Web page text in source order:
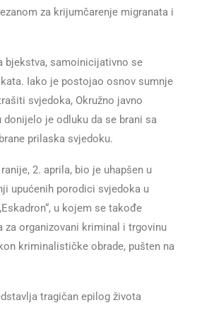
za krijumčarenje migranata i
bjekstva, samoinicijativno se
Iako je postojao osnov sumnje
svjedoka, Okružno javno
je odluku da se brani sa
prilaska svjedoku.
2. aprila, bio je uhapšen u
upućenih porodici svjedoka u
u kojem se takođe
za organizovani kriminal i trgovinu
kriminalističke obrade, pušten na
tragičan epilog života